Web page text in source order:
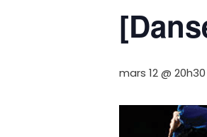
mars 12 @ 20h30